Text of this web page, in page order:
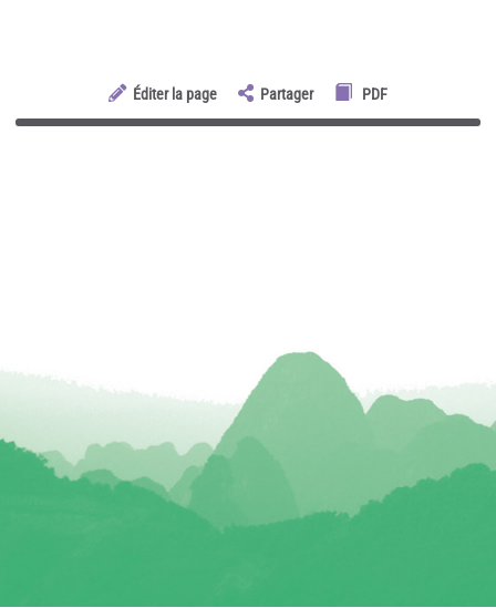
Éditer la page Partager PDF